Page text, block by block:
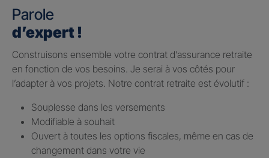
Parole
d’expert !
Construisons ensemble votre contrat d’assurance retraite
en fonction de vos besoins. Je serai à vos côtés pour
l’adapter à vos projets. Notre contrat retraite est évolutif :
Souplesse dans les versements
Modifiable à souhait
Ouvert à toutes les options fiscales, même en cas de
changement dans votre vie